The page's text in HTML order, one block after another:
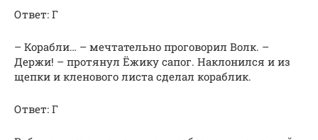
Ответ: Г
– Корабли… – мечтательно проговорил Волк. –
Держи! – протянул Ёжику сапог. Наклонился и из
щепки и кленового листа сделал кораблик.
Ответ: Г